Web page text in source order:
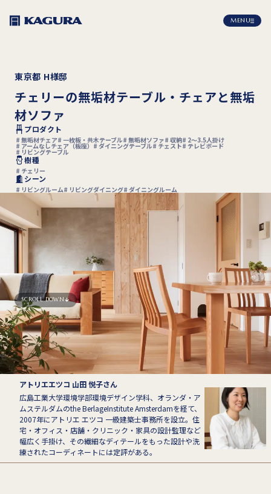
MENU
東京都 H様邸
チェリーの無垢材テーブル・チェアと無垢
材ソファ
プロダクト
無垢材チェア 一枚板・共木テーブル 無垢材ソファ 収納 2〜3.5人掛け
アームなしチェア（板座） ダイニングテーブル チェスト テレビボード
リビングテーブル
樹種
チェリー
シーン
リビングルーム リビングダイニング ダイニングルーム
SCROLL DOWN
アトリエエツコ 山田 悦子さん
広島工業大学環境学部環境デザイン学科、オランダ・ア
ムステルダムのthe BerlageInstitute Amsterdamを経て、
2007年にアトリエ エツコ 一級建築士事務所を設立。住
宅・オフィス・店舗・クリニック・家具の設計監理など
幅広く手掛け、その繊細なディテールをもった設計や洗
練されたコーディネートには定評がある。